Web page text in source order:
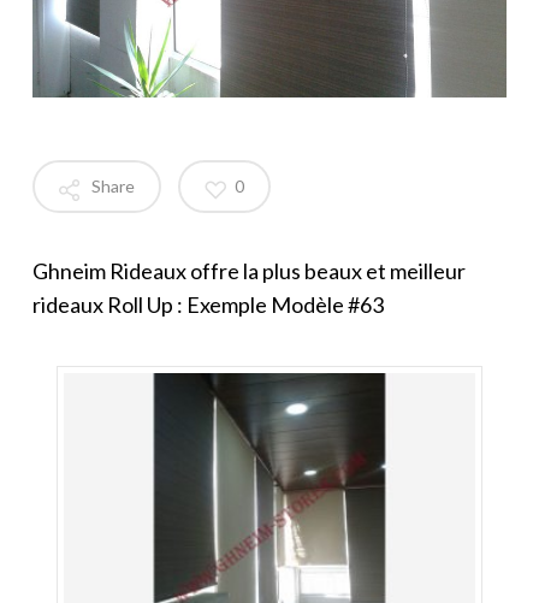
Share 0
Ghneim Rideaux offre la plus beaux et meilleur
rideaux Roll Up : Exemple Modèle #63